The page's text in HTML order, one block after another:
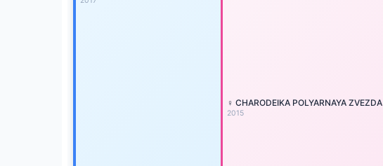
♀ CHARODEIKA POLYARNAYA ZVEZDA
2015